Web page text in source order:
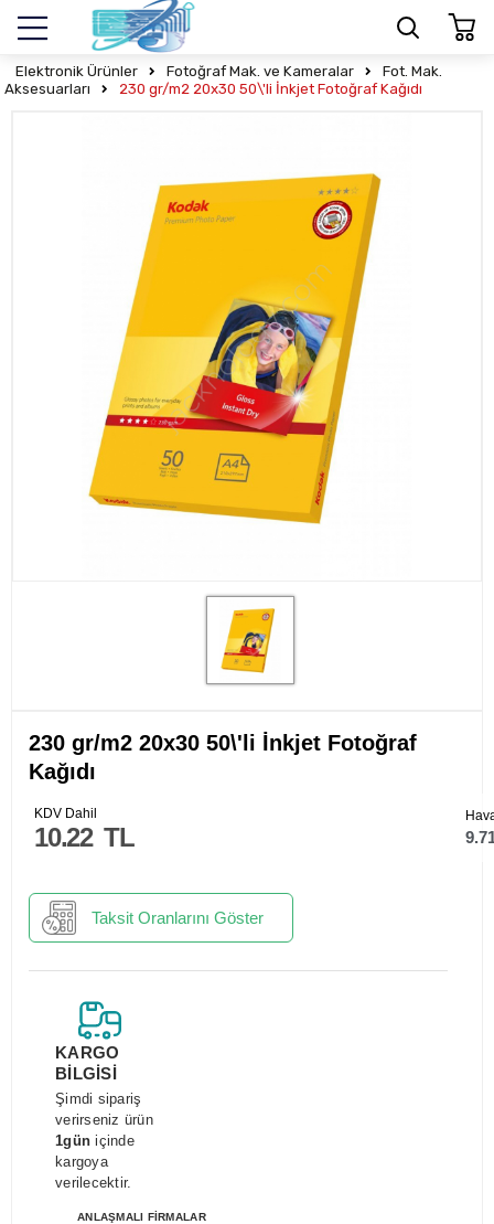
Elektronik Ürünler Fotoğraf Mak. ve Kameralar
Fot. Mak.
Aksesuarları
230 gr/m2 20x30 50\'li İnkjet Fotoğraf Kağıdı
230 gr/m2 20x30 50\'li İnkjet Fotoğraf
Kağıdı
10.22 TL
KDV Dahil
Taksit Oranlarını Göster
KARGO
BİLGİSİ
Şimdi sipariş
verirseniz ürün
1gün içinde
kargoya
verilecektir.
ANLAŞMALI FİRMALAR